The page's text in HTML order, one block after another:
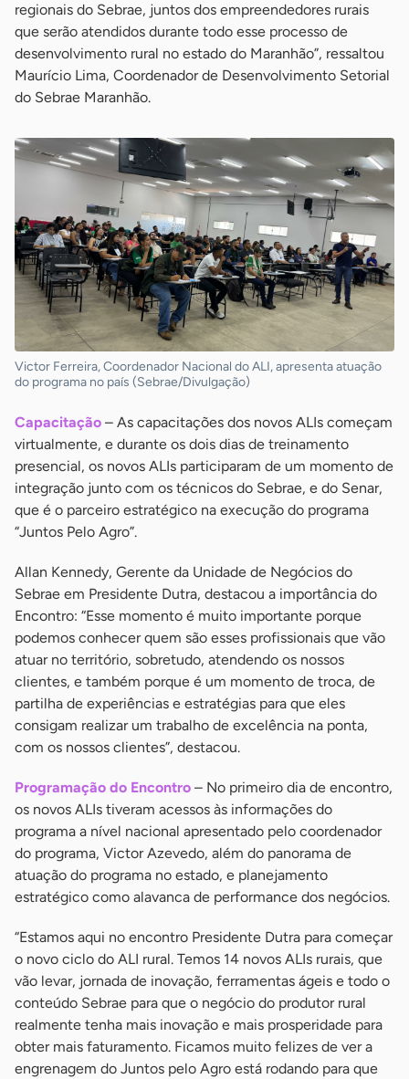
regionais do Sebrae, juntos dos empreendedores rurais
que serão atendidos durante todo esse processo de
desenvolvimento rural no estado do Maranhão”, ressaltou
Maurício Lima, Coordenador de Desenvolvimento Setorial
do Sebrae Maranhão.
Victor Ferreira, Coordenador Nacional do ALI, apresenta atuação
do programa no país (Sebrae/Divulgação)
Capacitação – As capacitações dos novos ALIs começam
virtualmente, e durante os dois dias de treinamento
presencial, os novos ALIs participaram de um momento de
integração junto com os técnicos do Sebrae, e do Senar,
que é o parceiro estratégico na execução do programa
“Juntos Pelo Agro”.
Allan Kennedy, Gerente da Unidade de Negócios do
Sebrae em Presidente Dutra, destacou a importância do
Encontro: “Esse momento é muito importante porque
podemos conhecer quem são esses profissionais que vão
atuar no território, sobretudo, atendendo os nossos
clientes, e também porque é um momento de troca, de
partilha de experiências e estratégias para que eles
consigam realizar um trabalho de excelência na ponta,
com os nossos clientes”, destacou.
Programação do Encontro – No primeiro dia de encontro,
os novos ALIs tiveram acessos às informações do
programa a nível nacional apresentado pelo coordenador
do programa, Victor Azevedo, além do panorama de
atuação do programa no estado, e planejamento
estratégico como alavanca de performance dos negócios.
“Estamos aqui no encontro Presidente Dutra para começar
o novo ciclo do ALI rural. Temos 14 novos ALIs rurais, que
vão levar, jornada de inovação, ferramentas ágeis e todo o
conteúdo Sebrae para que o negócio do produtor rural
realmente tenha mais inovação e mais prosperidade para
obter mais faturamento. Ficamos muito felizes de ver a
engrenagem do Juntos pelo Agro está rodando para que